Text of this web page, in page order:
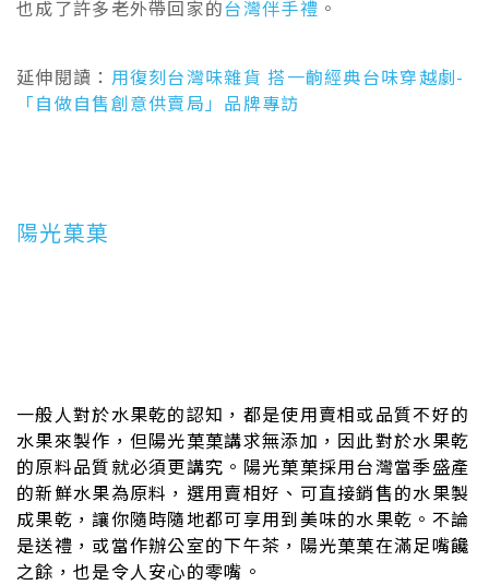
也成了許多老外帶回家的台灣伴手禮 。
延伸閱讀： 用復刻台灣味雜貨 搭一齣經典台味穿越劇-
「自做自售創意供賣局」品牌專訪
陽光菓菓
一般人對於水果乾的認知，都是使用賣相或品質不好的
水果來製作，但陽光菓菓講求無添加，因此對於水果乾
的原料品質就必須更講究。陽光菓菓採用台灣當季盛產
的新鮮水果為原料，選用賣相好、可直接銷售的水果製
成果乾，讓你隨時隨地都可享用到美味的水果乾。不論
是送禮，或當作辦公室的下午茶，陽光菓菓在滿足嘴饞
之餘，也是令人安心的零嘴。